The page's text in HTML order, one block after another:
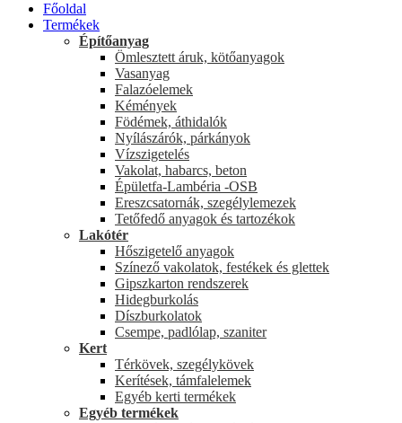
Főoldal
Termékek
Építőanyag
Ömlesztett áruk, kötőanyagok
Vasanyag
Falazóelemek
Kémények
Födémek, áthidalók
Nyílászárók, párkányok
Vízszigetelés
Vakolat, habarcs, beton
Épületfa-Lambéria -OSB
Ereszcsatornák, szegélylemezek
Tetőfedő anyagok és tartozékok
Lakótér
Hőszigetelő anyagok
Színező vakolatok, festékek és glettek
Gipszkarton rendszerek
Hidegburkolás
Díszburkolatok
Csempe, padlólap, szaniter
Kert
Térkövek, szegélykövek
Kerítések, támfalelemek
Egyéb kerti termékek
Egyéb termékek